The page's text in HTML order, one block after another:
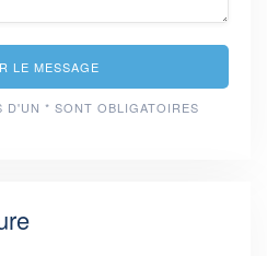
LE MESSAGE
D'UN * SONT OBLIGATOIRES